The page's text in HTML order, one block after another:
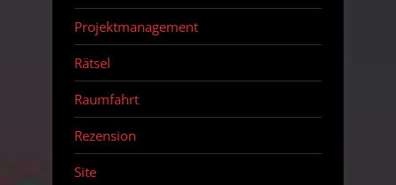
Projektmanagement
Rätsel
Raumfahrt
Rezension
Site